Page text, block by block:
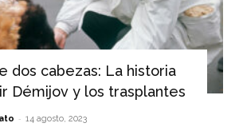
dos cabezas: La historia
Démijov y los trasplantes
- 14 agosto, 2023